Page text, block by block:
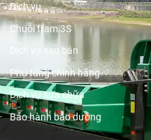
Dịch vụ
Chuỗi trạm 3S
Dịch vụ sau bán
Phụ tùng chính hãng
Dịch vụ sửa chữa
Bảo hành bảo dưỡng